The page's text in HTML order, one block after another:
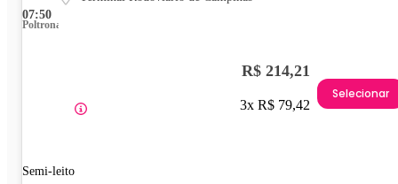
07:50
Poltrona
Semi-leito
R$ 214,21
3x R$ 79,42
Selecionar